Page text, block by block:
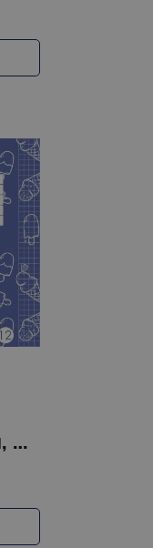
Burtnīca rūtiņu, Globuss, 12 lapas, 2023